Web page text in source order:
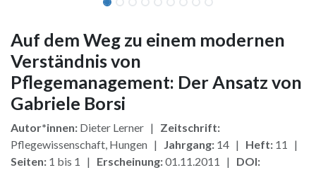
Auf dem Weg zu einem modernen
Verständnis von
Pflegemanagement: Der Ansatz von
Gabriele Borsi
Autor*innen: Dieter Lerner | Zeitschrift:
Pflegewissenschaft, Hungen | Jahrgang: 14 | Heft: 11 |
Seiten: 1 bis 1 | Erscheinung:01.11.2011 | DOI: